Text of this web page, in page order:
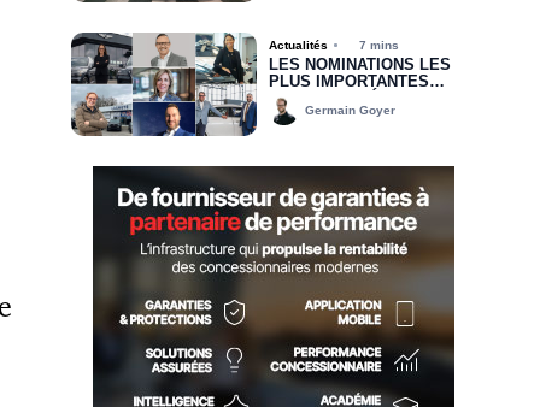
Actualités 7 mins
LES NOMINATIONS LES
PLUS IMPORTANTES
DEPUIS LE DÉBUT DE
2026
Germain Goyer